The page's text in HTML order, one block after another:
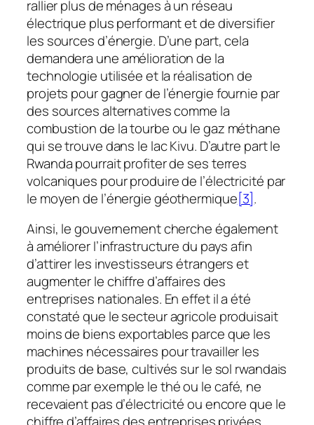
rallier plus de ménages à un réseau
électrique plus performant et de diversifier
les sources d’énergie. D’une part, cela
demandera une amélioration de la
technologie utilisée et la réalisation de
projets pour gagner de l’énergie fournie par
des sources alternatives comme la
combustion de la tourbe ou le gaz méthane
qui se trouve dans le lac Kivu. D’autre part le
Rwanda pourrait profiter de ses terres
volcaniques pour produire de l’électricité par
le moyen de l’énergie géothermique[3].
Ainsi, le gouvernement cherche également
à améliorer l’infrastructure du pays afin
d’attirer les investisseurs étrangers et
augmenter le chiffre d’affaires des
entreprises nationales. En effet il a été
constaté que le secteur agricole produisait
moins de biens exportables parce que les
machines nécessaires pour travailler les
produits de base, cultivés sur le sol rwandais
comme par exemple le thé ou le café, ne
recevaient pas d’électricité ou encore que le